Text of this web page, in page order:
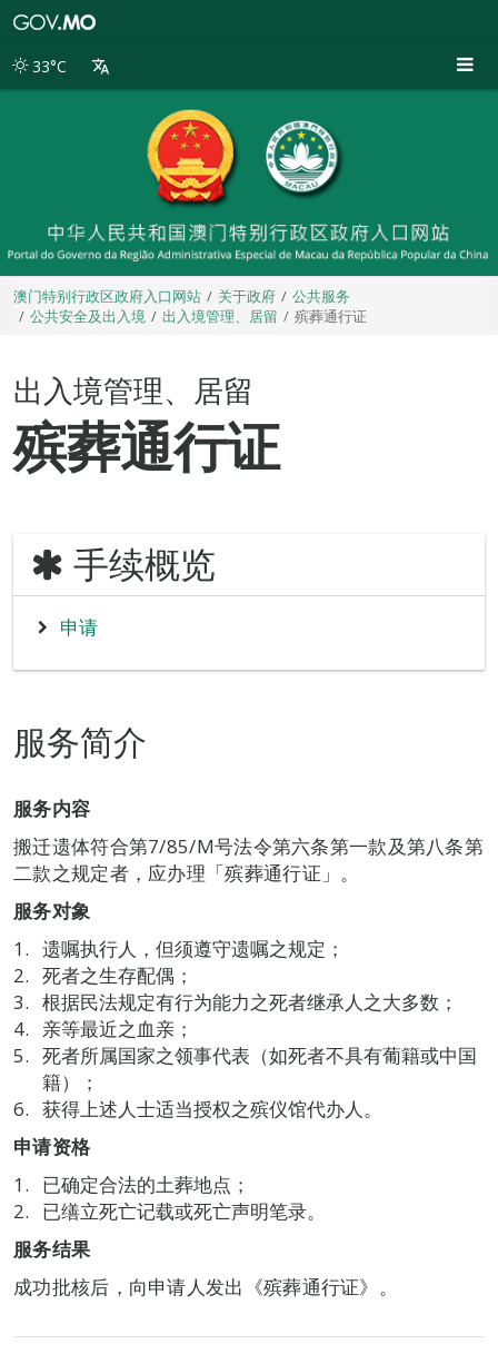
别
33°C
澳门特别行政区政府入口网站 关于政府
公共服务
公共安全及出入境
出入境管理、居留 殡葬通行证
出入境管理、居留
殡葬通行证
手续概览
申请
服务简介
服务内容
搬迁遗体符合第7/85/M号法令第六条第一款及第八条第
二款之规定者，应办理「殡葬通行证」。
服务对象
遗嘱执行人，但须遵守遗嘱之规定；
死者之生存配偶；
根据民法规定有行为能力之死者继承人之大多数；
亲等最近之血亲；
死者所属国家之领事代表（如死者不具有葡籍或中国
籍）；
获得上述人士适当授权之殡仪馆代办人。
申请资格
已确定合法的土葬地点；
已缮立死亡记载或死亡声明笔录。
服务结果
成功批核后，向申请人发出《殡葬通行证》。